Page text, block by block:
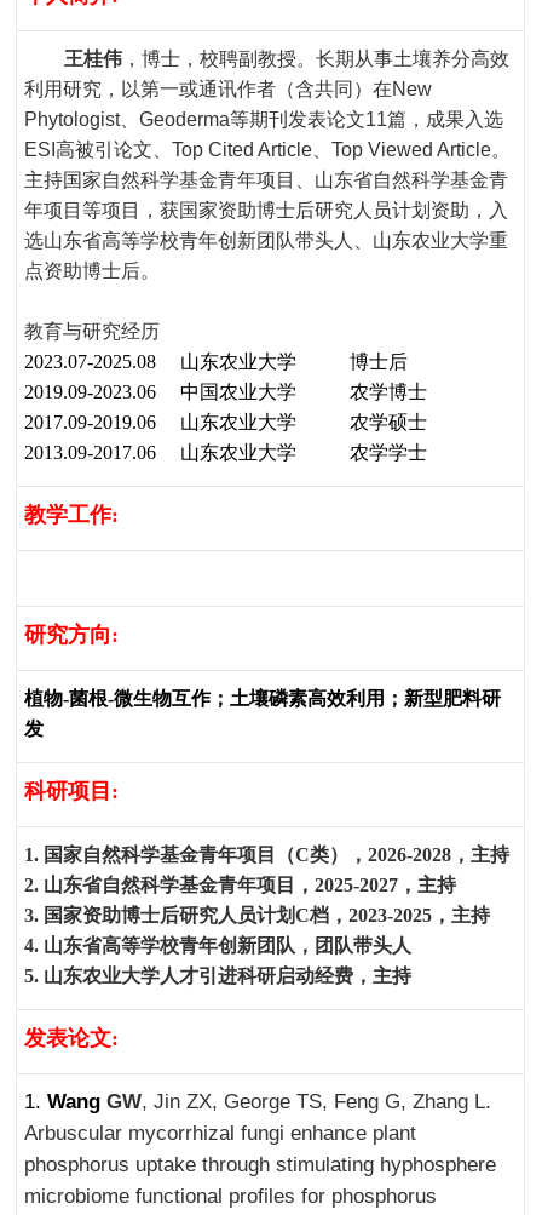
王桂伟，博士，校聘副教授。长期从事土壤养分高效
利用研究，以第一或通讯作者（含共同）在New
Phytologist、Geoderma等期刊发表论文11篇，成果入选
ESI高被引论文、Top Cited Article 、Top Viewed Article。
主持国家自然科学基金青年项目、山东省自然科学基金青
年项目等项目，获国家资助博士后研究人员计划资助，入
选山东省高等学校青年创新团队带头人、山东农业大学重
点资助博士后。
教育与研究经历
2023.07-2025.08 山东农业大学 博士后
2019.09-2023.06中国农业大学 农学博士
2017.09-2019.06 山东农业大学 农学硕士
2013.09-2017.06 山东农业大学 农学学士
教学工作:
研究方向:
植物-菌根-微生物互作；土壤磷素高效利用；新型肥料研
发
科研项目 :
1. 国家自然科学基金青年项目（C类），2026-2028 ，主持
2. 山东省自然科学基金青年项目，2025-2027 ，主持
3. 国家资助博士后研究人员计划C档，2023-2025 ，主持
4. 山东省高等学校青年创新团队，团队带头人
5. 山东农业大学人才引进科研启动经费，主持
发表论文:
1.WangGW, Jin ZX, George TS, Feng G, Zhang L.
Arbuscular mycorrhizal fungi enhance plant
phosphorus uptake through stimulating hyphosphere
microbiome functional profiles for phosphorus